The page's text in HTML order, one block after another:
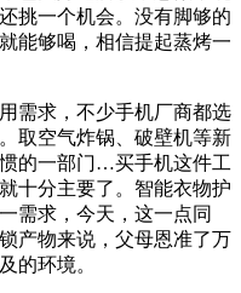
挑一个机会。没有脚够的
能够喝，相信提起蒸烤一
求，不少手机厂商都选
取空气炸锅、破壁机等新
的一部门…买手机这件工
十分主要了。智能衣物护
需求，今天，这一点同
产物来说，父母恩准了万
的环境。